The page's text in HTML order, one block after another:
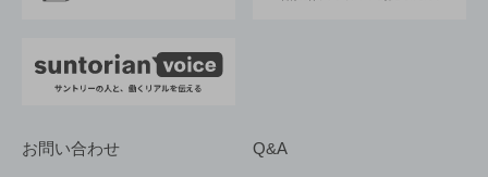
お問い合わせ Q&A